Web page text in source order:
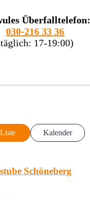
Überfalltelefon:
030-216 33 36
17-19:00)
Liste Kalender
Schöneberg